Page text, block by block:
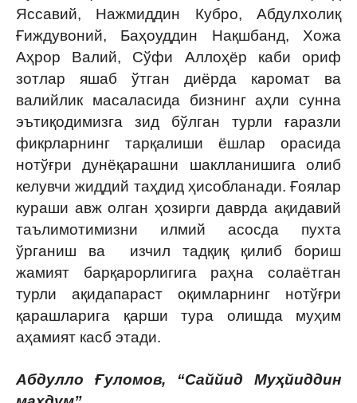
Яссавий, Нажмиддин Кубро, Абдулхолиқ
Ғиждувоний, Баҳоуддин Нақшбанд, Хожа
Аҳрор Валий, Сўфи Аллоҳёр каби ориф
зотлар яшаб ўтган диёрда каромат ва
валийлик масаласида бизнинг аҳли сунна
эътиқодимизга зид бўлган турли ғаразли
фикрларнинг тарқалиши ёшлар орасида
нотўғри дунёқарашни шаклланишига олиб
келувчи жиддий таҳдид ҳисобланади. Ғоялар
кураши авж олган ҳозирги даврда ақидавий
таълимотимизни илмий асосда пухта
ўрганиш ва изчил тадқиқ қилиб бориш
жамият барқарорлигига раҳна солаётган
турли ақидапараст оқимларнинг нотўғри
қарашларига қарши тура олишда муҳим
аҳамият касб этади.
Абдулло Ғуломов, “Саййид Муҳйиддин